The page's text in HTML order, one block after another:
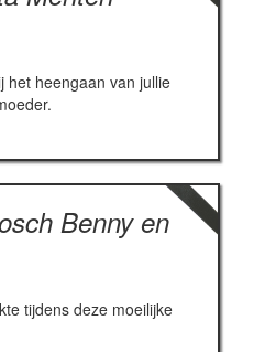
het heengaan van jullie
Benny en
tijdens deze moeilijke